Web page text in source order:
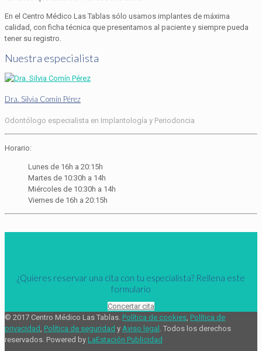
En el Centro Médico Las Tablas sólo usamos implantes de máxima
calidad, con ficha técnica que presentamos al paciente y siempre pueda
tener su registro.
Nuestra especialista
Dra. Silvia Comín Pérez
Odontólogo especialista en Implantología y Periodoncia
Horario:
Lunes de 16h a 20:15h
Martes de 10:30h a 14h
Miércoles de 10:30h a 14h
Viernes de 16h a 20:15h
¿Quieres reservar una cita con tu especialista? Rellena este
formulario
Concertar cita
© 2017 Centro Médico Las Tablas. Política de cookies, Política de
privacidad , Política de seguridad y Aviso legal . Todos los derechos
reservados. Powered by LaEstación Publicidad